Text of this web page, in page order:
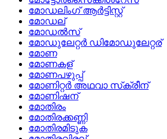
മോഡലിംഗ്‌ ആര്‍ട്ടിസ്റ്റ്
മോഡല്
മോഡല്‍സ്
മോഡുലേറ്റര്‍ ഡിമോഡുലേറ്റര്
മോണ
മോണകള്
മോണപഴുപ്പ്
മോണിറ്റര്‍ അഥവാ സ്‌ക്രീന്
മോണിഷന്
മോതിരം
മോതിരക്കണ്ണി
മോതിരമിടുക